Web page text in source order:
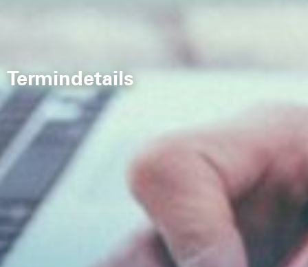
Termindetails